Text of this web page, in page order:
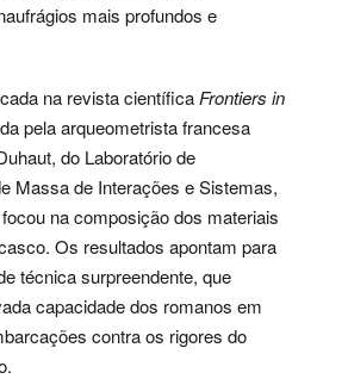
mais profundos e
na revista científica Frontiers in
pela arqueometrista francesa
do Laboratório de
Massa de Interações e Sistemas,
na composição dos materiais
Os resultados apontam para
técnica surpreendente, que
capacidade dos romanos em
contra os rigores do